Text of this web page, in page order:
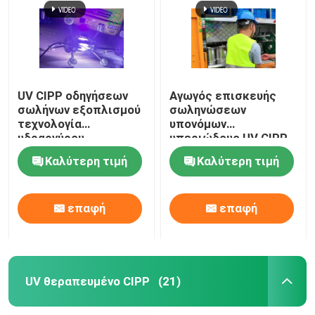
Σπίτι
Περίπου εμείς
UV CIPP οδηγήσεων
σωλήνων εξοπλισμού
τεχνολογία
υδραργύρου
συστημάτων
Trenchless πυρήνων
θεραπείας ελαφριά
διπλή
Καλύτερη τιμή
επαφή
Αγωγός επισκευής
σωληνώσεων
υπονόμων
υπεριώδους UV CIPP
εξοπλισμού υπόγειος
Καλύτερη τιμή
επαφή
UV θεραπευμένο CIPP (21)